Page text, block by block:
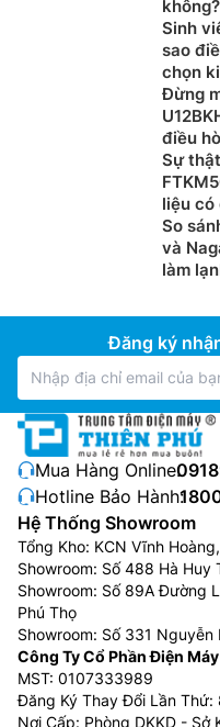
không?
Sinh
sao
chọn
Đừng
điều
Sự
liệu có
So
và
làm
Đăng ký
Mua Hàng Online:
Hotline Bảo Hành:
Hệ Thống Showroom
Tổng Kho: KCN Vĩnh
Showroom: Số 488 Hà Huy
Showroom: Số 89A Đường
Phú Thọ
Showroom: Số 331 Nguyễn
Công Ty Cổ Phần Điện
MST: 0107333989
Đăng Ký Thay Đổi Lần
Nơi Cấp: Phòng DKKD - Sở